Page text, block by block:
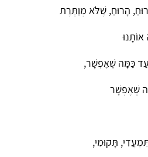
הָרוּחַ, שֶׁלֹּא מְוַתֶּרֶת
אוֹתָנוּ
כַּמָּה שֶׁאֶפְשָׁר,
שֶׁאֶפְשָׁר
תָּקוּמִי,